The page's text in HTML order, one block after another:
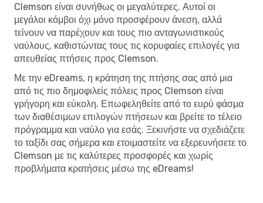
Clemson είναι συνήθως οι μεγαλύτερες. Αυτοί οι
μεγάλοι κόμβοι όχι μόνο προσφέρουν άνεση, αλλά
τείνουν να παρέχουν και τους πιο ανταγωνιστικούς
ναύλους, καθιστώντας τους τις κορυφαίες επιλογές για
απευθείας πτήσεις προς Clemson.
Με την eDreams, η κράτηση της πτήσης σας από μια
από τις πιο δημοφιλείς πόλεις προς Clemson είναι
γρήγορη και εύκολη. Επωφεληθείτε από το ευρύ φάσμα
των διαθέσιμων επιλογών πτήσεων και βρείτε το τέλειο
πρόγραμμα και ναύλο για εσάς. Ξεκινήστε να σχεδιάζετε
το ταξίδι σας σήμερα και ετοιμαστείτε να εξερευνήσετε το
Clemson με τις καλύτερες προσφορές και χωρίς
προβλήματα κρατήσεις μέσω της eDreams!